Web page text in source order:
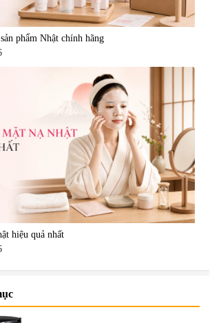
phẩm Nhật chính hãng
hiệu quả nhất